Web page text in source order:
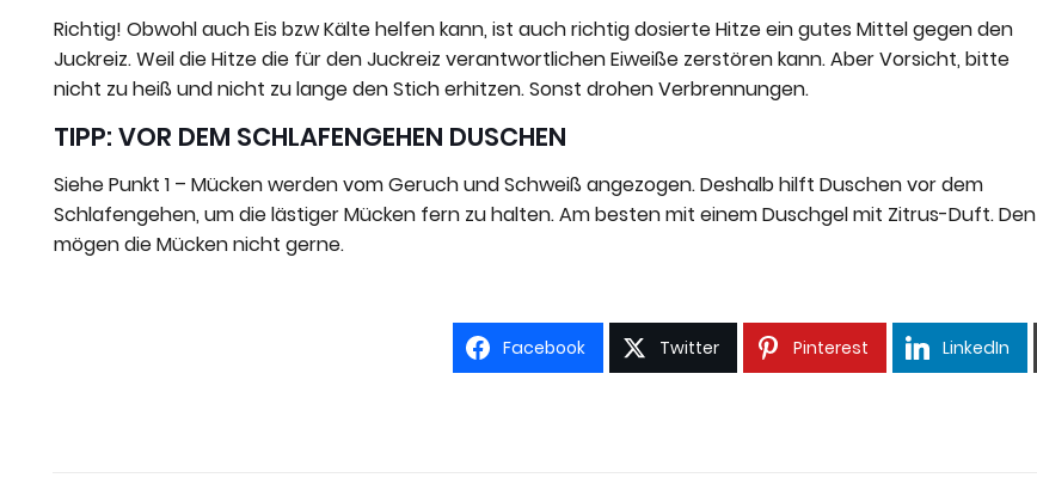
Richtig! Obwohl auch Eis bzw Kälte helfen kann, ist auch richtig dosierte Hitze ein gutes Mittel gegen den
Juckreiz. Weil die Hitze die für den Juckreiz verantwortlichen Eiweiße zerstören kann. Aber Vorsicht, bitte
nicht zu heiß und nicht zu lange den Stich erhitzen. Sonst drohen Verbrennungen.
TIPP: VOR DEM SCHLAFENGEHEN DUSCHEN
Siehe Punkt 1 – Mücken werden vom Geruch und Schweiß angezogen. Deshalb hilft Duschen vor dem
Schlafengehen, um die lästiger Mücken fern zu halten. Am besten mit einem Duschgel mit Zitrus-Duft. Den
mögen die Mücken nicht gerne.
Facebook Twitter Pinterest LinkedIn